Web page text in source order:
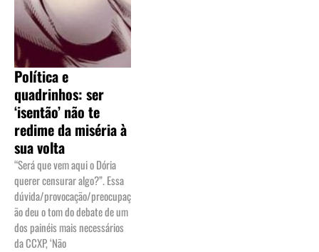
Política e
quadrinhos: ser
‘isentão’ não te
redime da miséria à
sua volta
“Será que vem aqui o Dória
querer censurar algo?”. Essa
dúvida/provocação/preocupaç
ão deu o tom do debate de um
dos painéis mais necessários
da CCXP, ‘Não